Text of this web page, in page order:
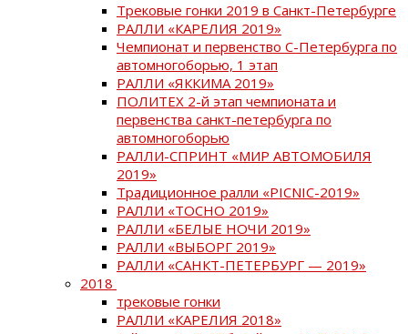
Трековые гонки 2019 в Санкт-Петербурге
РАЛЛИ «КАРЕЛИЯ 2019»
Чемпионат и первенство С-Петербурга по
автомногоборью, 1 этап
РАЛЛИ «ЯККИМА 2019»
ПОЛИТЕХ 2-й этап чемпионата и
первенства санкт-петербурга по
автомногоборью
РАЛЛИ-СПРИНТ «МИР АВТОМОБИЛЯ
2019»
Традиционное ралли «PICNIC-2019»
РАЛЛИ «ТОСНО 2019»
РАЛЛИ «БЕЛЫЕ НОЧИ 2019»
РАЛЛИ «ВЫБОРГ 2019»
РАЛЛИ «САНКТ-ПЕТЕРБУРГ — 2019»
2018
трековые гонки
РАЛЛИ «КАРЕЛИЯ 2018»